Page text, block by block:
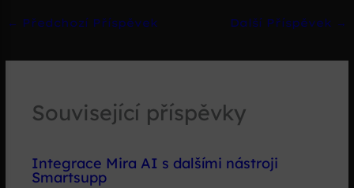
← Předchozí Příspěvek Další Příspěvek →
Související příspěvky
Integrace Mira AI s dalšími nástroji
Smartsupp